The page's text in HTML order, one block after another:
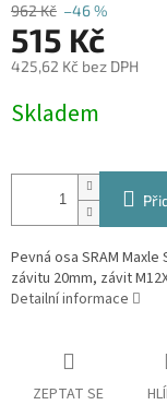
962 Kč –46 %
515 Kč
425,62 Kč bez DPH
cena:
Skladem
Pevná osa SRAM
závitu 20mm, závit
Detailní informace
ZEPTAT SE